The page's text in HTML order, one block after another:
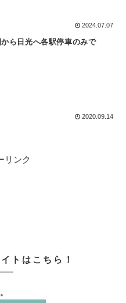
2024.07.07
ら日光へ各駅停車のみで
2020.09.14
リンク
トはこちら！